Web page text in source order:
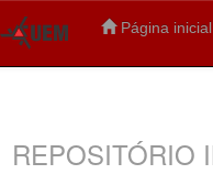
Página inicial
REPOSITÓRIO